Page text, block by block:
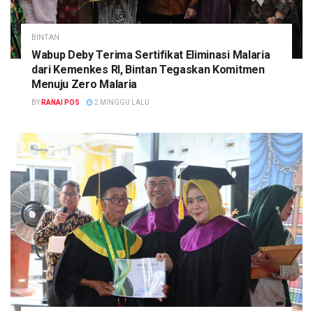
BINTAN
Wabup Deby Terima Sertifikat Eliminasi Malaria
dari Kemenkes RI, Bintan Tegaskan Komitmen
Menuju Zero Malaria
BY RANAI POS 2 MINGGU LALU